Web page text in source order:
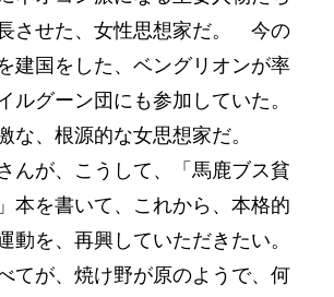
させた、女性思想家だ。 今の
建国をした、ベングリオンが率
ルグーン団にも参加していた。
な、根源的な女思想家だ。
んが、こうして、「馬鹿ブス貧
本を書いて、これから、本格的
動を、再興していただきたい。
てが、焼け野が原のようで、何